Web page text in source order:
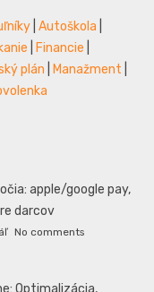
Autoškola
Financie
plán Manažment
apple/google pay,
darcov
No comments